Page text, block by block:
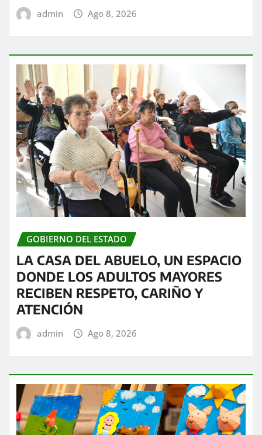
admin Ago 8, 2026
GOBIERNO DEL ESTADO
LA CASA DEL ABUELO, UN ESPACIO
DONDE LOS ADULTOS MAYORES
RECIBEN RESPETO, CARIÑO Y
ATENCIÓN
admin Ago 8, 2026